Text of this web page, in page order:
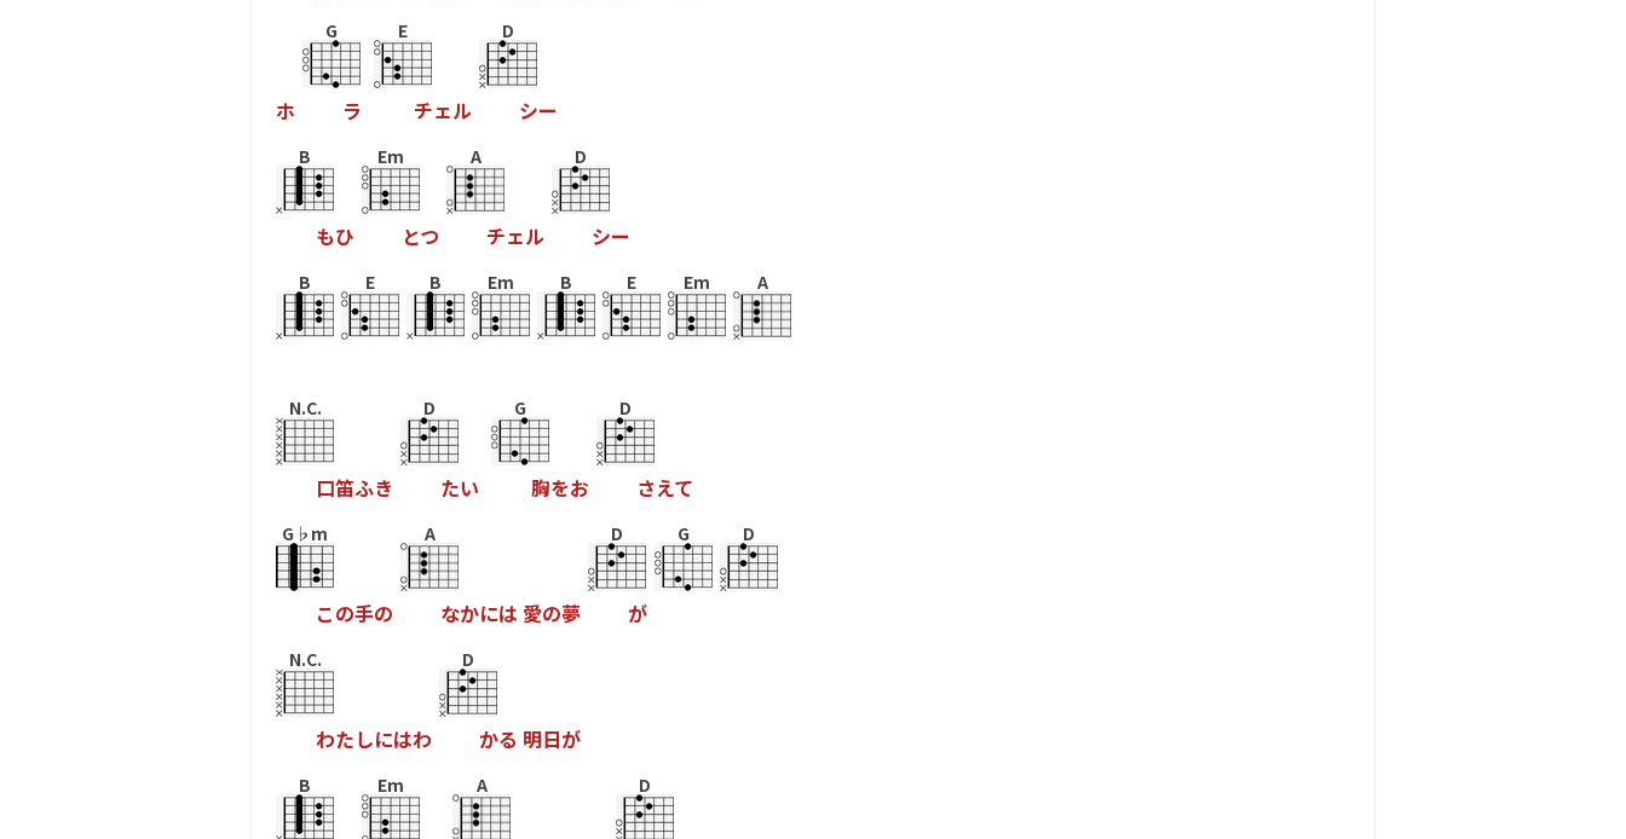
ホ
G
ラ
E
チェル
D
シー
B
もひ
Em
とつ
A
チェル
D
シー
B E B Em B E Em A
N.C.
口笛ふき
D
たい
G
胸をお
D
さえて
G♭m
この手の
A
なかには 愛の夢
D
が
G D
N.C.
わたしにはわ
D
かる 明日が
B Em A D